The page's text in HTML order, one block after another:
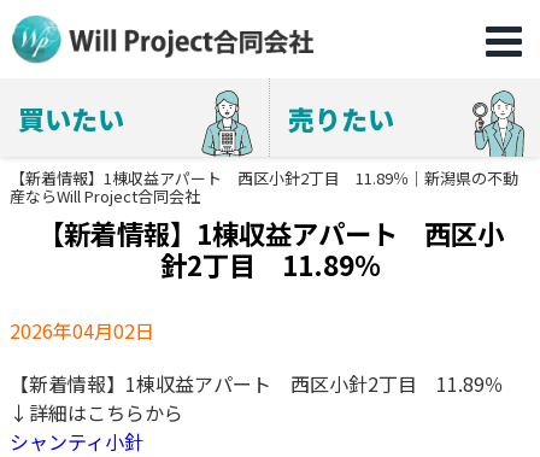
買いたい 売りたい
【新着情報】1棟収益アパート 西区小針2丁目 11.89％｜新潟県の不動
産ならWill Project合同会社
【新着情報】1棟収益アパート 西区小
針2丁目 11.89％
2026年04月02日
【新着情報】1棟収益アパート 西区小針2丁目 11.89％
↓詳細はこちらから
シャンティ小針